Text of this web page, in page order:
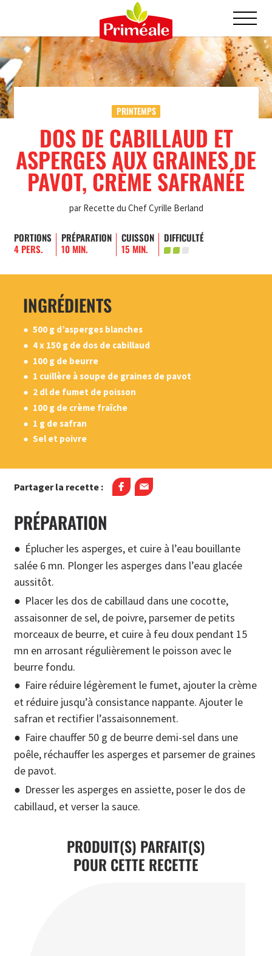
PRINTEMPS
DOS DE CABILLAUD ET
ASPERGES AUX GRAINES DE
PAVOT, CRÈME SAFRANÉE
par Recette du Chef Cyrille Berland
PORTIONS
4 PERS.
PRÉPARATION
10 MIN.
CUISSON
15 MIN.
DIFFICULTÉ
INGRÉDIENTS
500 g d’asperges blanches
4 x 150 g de dos de cabillaud
100 g de beurre
1 cuillère à soupe de graines de pavot
2 dl de fumet de poisson
100 g de crème fraîche
1 g de safran
Sel et poivre
Partager la recette :
PRÉPARATION
Éplucher les asperges, et cuire à l’eau bouillante
salée 6 mn. Plonger les asperges dans l’eau glacée
aussitôt.
Placer les dos de cabillaud dans une cocotte,
assaisonner de sel, de poivre, parsemer de petits
morceaux de beurre, et cuire à feu doux pendant 15
mn en arrosant régulièrement le poisson avec le
beurre fondu.
Faire réduire légèrement le fumet, ajouter la crème
et réduire jusqu’à consistance nappante. Ajouter le
safran et rectifier l’assaisonnement.
Faire chauffer 50 g de beurre demi-sel dans une
poêle, réchauffer les asperges et parsemer de graines
de pavot.
Dresser les asperges en assiette, poser le dos de
cabillaud, et verser la sauce.
PRODUIT(S) PARFAIT(S)
POUR CETTE RECETTE